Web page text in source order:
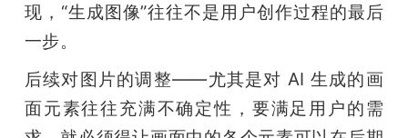
现，“生成图像”往往不是用户创作过程的最后
一步。
后续对图片的调整——尤其是对 AI 生成的画
面元素往往充满不确定性，要满足用户的需